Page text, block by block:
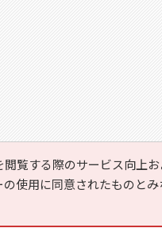
覧する際のサービス向上
使用に同意されたものとみ